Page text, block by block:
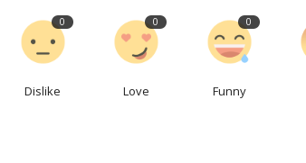
0
Dislike
0
Love
0
Funny